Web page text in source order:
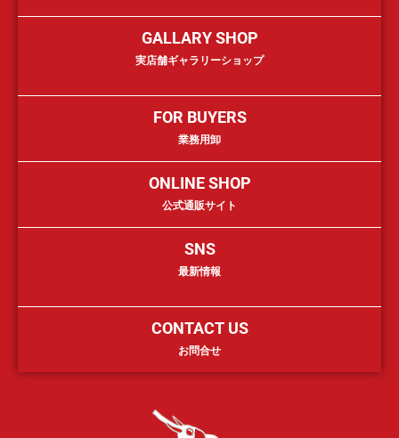
GALLARY SHOP
実店舗ギャラリーショップ
FOR BUYERS
業務用卸
ONLINE SHOP
公式通販サイト
SNS
最新情報
CONTACT US
お問合せ